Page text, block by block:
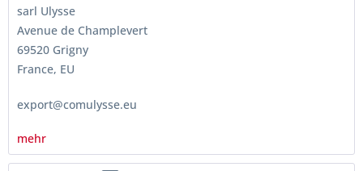
sarl Ulysse
Avenue de Champlevert
69520 Grigny
France, EU
export@comulysse.eu
mehr